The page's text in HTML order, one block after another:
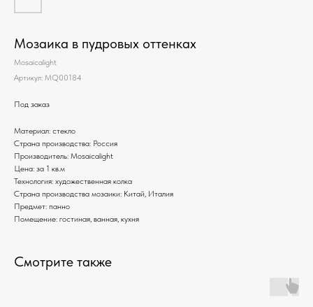
Мозаика в пудровых оттенках
Mosaicalight
Артикул: MQ00184
Под заказ
Материал: стекло
Страна производства: Россия
Производитель: Mosaicalight
Цена: за 1 кв.м
Технология: художественная колка
Страна производства мозаики: Китай, Италия
Предмет: панно
Помещение: гостиная, ванная, кухня
Смотрите также